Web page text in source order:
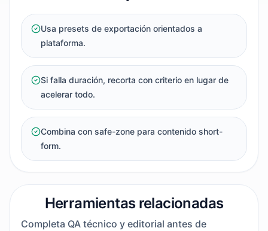
Usa presets de exportación orientados a
plataforma.
Si falla duración, recorta con criterio en lugar de
acelerar todo.
Combina con safe-zone para contenido short-
form.
Herramientas relacionadas
Completa QA técnico y editorial antes de